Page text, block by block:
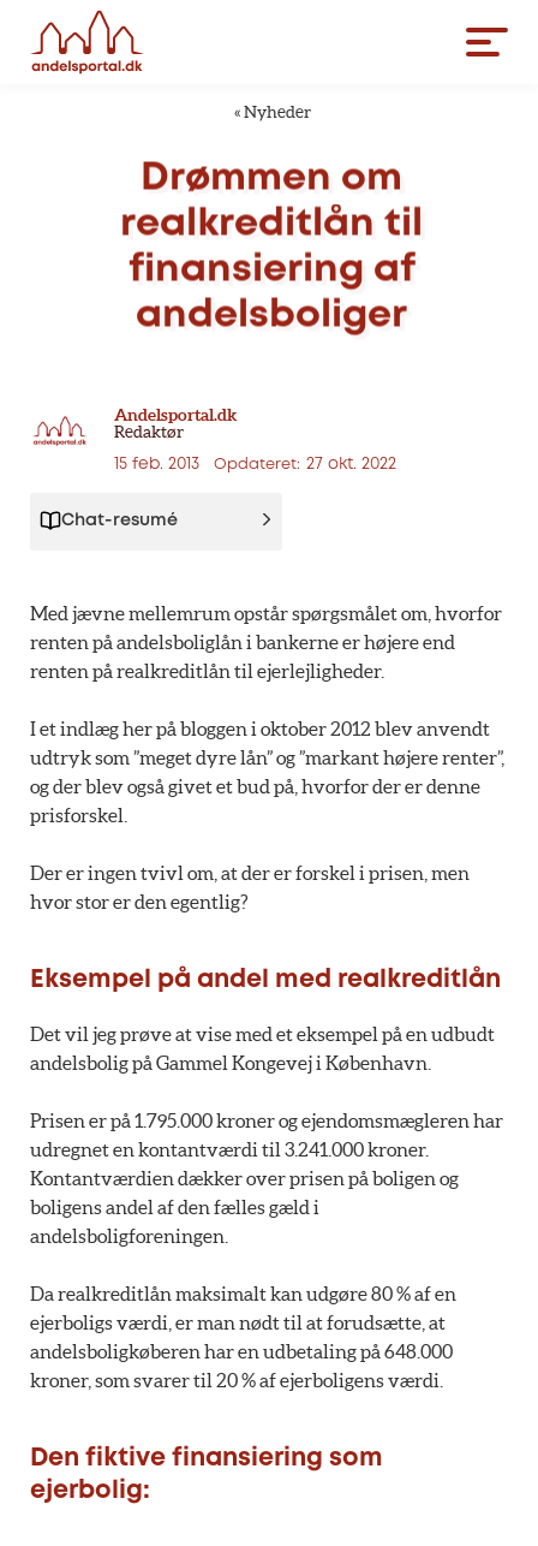
« Nyheder
Drømmen om
realkreditlån til
finansiering af
andelsboliger
Andelsportal.dk
Redaktør
15 feb. 2013 Opdateret: 27 okt. 2022
Chat-resumé
Med jævne mellemrum opstår spørgsmålet om, hvorfor
renten på andelsboliglån i bankerne er højere end
renten på realkreditlån til ejerlejligheder.
I et indlæg her på bloggen i oktober 2012 blev anvendt
udtryk som ”meget dyre lån” og ”markant højere renter”,
og der blev også givet et bud på, hvorfor der er denne
prisforskel.
Der er ingen tvivl om, at der er forskel i prisen, men
hvor stor er den egentlig?
Eksempel på andel med realkreditlån
Det vil jeg prøve at vise med et eksempel på en udbudt
andelsbolig på Gammel Kongevej i København.
Prisen er på 1.795.000 kroner og ejendomsmægleren har
udregnet en kontantværdi til 3.241.000 kroner.
Kontantværdien dækker over prisen på boligen og
boligens andel af den fælles gæld i
andelsboligforeningen.
Da realkreditlån maksimalt kan udgøre 80 % af en
ejerboligs værdi, er man nødt til at forudsætte, at
andelsboligkøberen har en udbetaling på 648.000
kroner, som svarer til 20 % af ejerboligens værdi.
Den fiktive finansiering som
ejerbolig: